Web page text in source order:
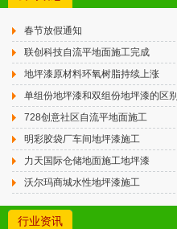
春节放假通知
联创科技自流平地面施工完成
地坪漆原材料环氧树脂持续上涨
单组份地坪漆和双组份地坪漆的区别
728创意社区自流平地面施工
明彩胶袋厂车间地坪漆施工
力天国际仓储地面施工地坪漆
沃尔玛商城水性地坪漆施工
行业资讯